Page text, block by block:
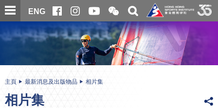
跳
至
內
ENG
開
合
微
信
二
維
碼
關
搜
尋
内
主頁 最新消息及出版物品 相片集
相片集